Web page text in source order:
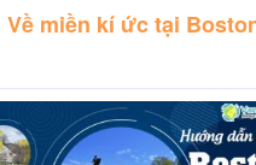
Về miền kí ức tại